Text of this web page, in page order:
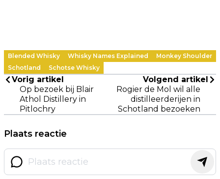
Blended Whisky Whisky Names Explained
Monkey Shoulder
Schotland
Schotse Whisky
Vorig artikel
Op bezoek bij Blair
Athol Distillery in
Pitlochry
Volgend artikel
Rogier de Mol wil alle
distilleerderijen in
Schotland bezoeken
Plaats reactie